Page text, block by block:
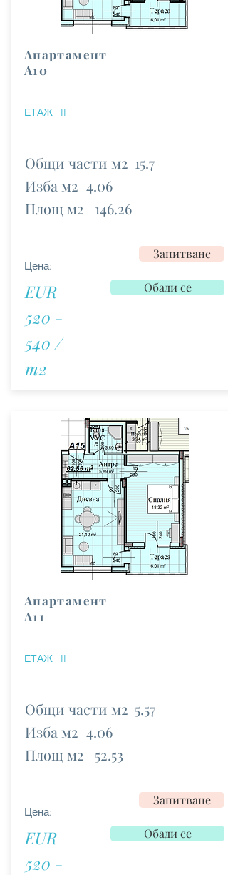
Апартамент
А10
II
ЕТАЖ
Общи части м2
Изба м2
Площ м2
15.7
4.06
146.26
Цена:
EUR
520 -
540 /
m2
Запитване
Обади се
Апартамент
А11
II
ЕТАЖ
Общи части м2
Изба м2
Площ м2
5.57
4.06
52.53
Цена:
EUR
520 -
Запитване
Обади се